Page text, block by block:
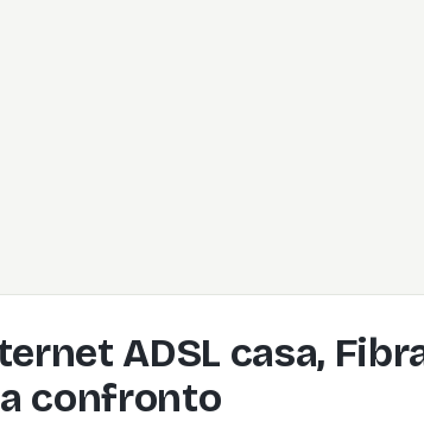
ADSL casa,
confronto